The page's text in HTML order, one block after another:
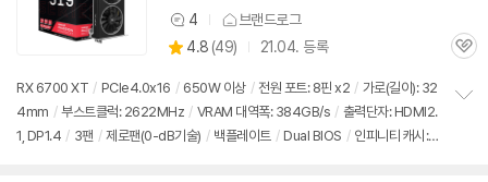
상
품
견
4 브랜드로그
별
점
4.8 (상
리
뷰
49) 21.04. 등록
관
RX 6700 XT / PCIe4.0x16 / 650W 이상 / 전원 포트: 8핀 x2 / 가로(길이): 32
4mm / 부스트클럭: 2622MHz / VRAM 대역폭: 384GB/s / 출력단자: HDMI2.
1, DP1.4 / 3팬 / 제로팬(0-dB기술) / 백플레이트 / Dual BIOS / 인피니티 캐시: 9